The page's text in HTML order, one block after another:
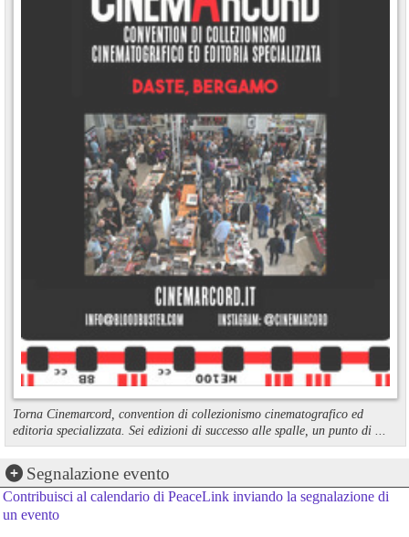
Torna Cinemarcord, convention di collezionismo cinematografico ed
editoria specializzata. Sei edizioni di successo alle spalle, un punto di ...
Segnalazione evento
Contribuisci al calendario di PeaceLink inviando la segnalazione di
un evento